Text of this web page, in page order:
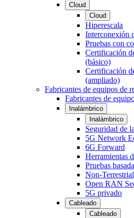
Cloud
Cloud
Hiperescala
Interconexión
Pruebas con
Certificación
(básico)
Certificación
(ampliado)
Fabricantes de equipos de
Fabricantes de
Inalámbrico
Inalámbrico
Seguridad de
5G Network
6G Forward
Herramientas
Pruebas
Non-
Open RAN
5G privado
Cableado
Cableado